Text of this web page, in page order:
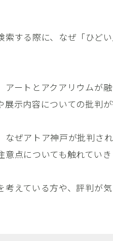
索する際に、なぜ「ひど
アートとアクアリウムが
展示内容についての批判
なぜアトア神戸が批判さ
意点についても触れてい
考えている方や、評判が